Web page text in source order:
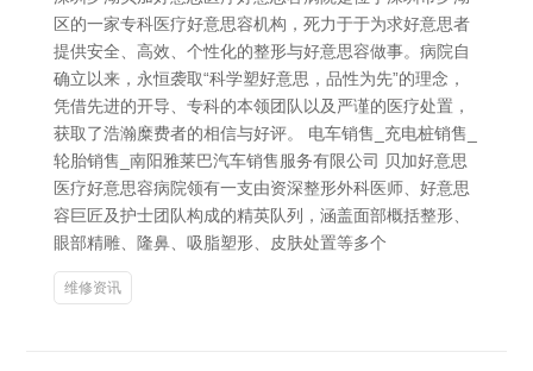
区的一家专科医疗好意思容机构，死力于于为求好意思者
提供安全、高效、个性化的整形与好意思容做事。病院自
确立以来，永恒袭取“科学塑好意思，品性为先”的理念，
凭借先进的开导、专科的本领团队以及严谨的医疗处置，
获取了浩瀚糜费者的相信与好评。 电车销售_充电桩销售_
轮胎销售_南阳雅莱巴汽车销售服务有限公司 贝加好意思
医疗好意思容病院领有一支由资深整形外科医师、好意思
容巨匠及护士团队构成的精英队列，涵盖面部概括整形、
眼部精雕、隆鼻、吸脂塑形、皮肤处置等多个
维修资讯